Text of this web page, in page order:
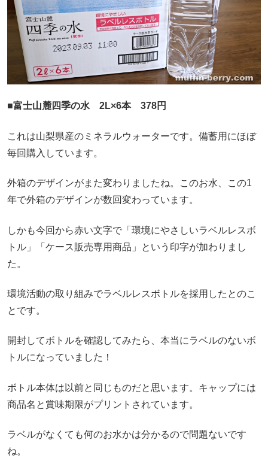
■富士山麓四季の水 2L×6本 378円
これは山梨県産のミネラルウォーターです。備蓄用にほぼ
毎回購入しています。
外箱のデザインがまた変わりましたね。このお水、この1
年で外箱のデザインが数回変わっています。
しかも今回から赤い文字で「環境にやさしいラベルレスボ
トル」「ケース販売専用商品」という印字が加わりまし
た。
環境活動の取り組みでラベルレスボトルを採用したとのこ
とです。
開封してボトルを確認してみたら、本当にラベルのないボ
トルになっていました！
ボトル本体は以前と同じものだと思います。キャップには
商品名と賞味期限がプリントされています。
ラベルがなくても何のお水かは分かるので問題ないです
ね。